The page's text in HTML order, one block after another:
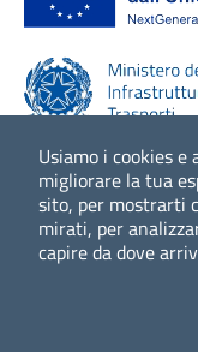
Usiamo i cookies
migliorare la tua
sito, per mostrarti
mirati, per
capire da dove